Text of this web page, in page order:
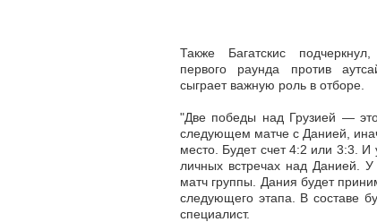
Также Багатскис
первого раунда против
сыграет важную роль в отборе.
"Две победы над Грузией —
следующем матче с Данией,
место. Будет счет 4:2 или 3:3. И
личных встречах над Данией.
матч группы. Дания будет
следующего этапа. В составе
специалист.